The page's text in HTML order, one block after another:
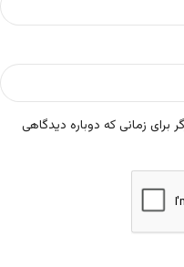
زمانی که دوباره دیدگاهی